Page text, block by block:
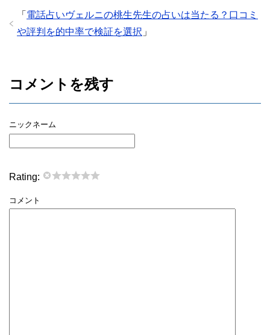
「 電話占いヴェルニの桃生先生の占いは当たる？口コミ
や評判を的中率で検証を選択 」
コメントを残す
ニックネーム
Rating:
コメント